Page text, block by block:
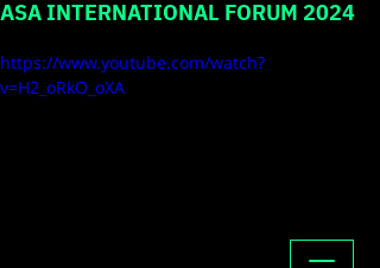
ASA INTERNATIONAL FORUM 2024
https://www.youtube.com/watch?
v=H2_oRkO_oXA